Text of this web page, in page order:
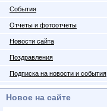
События
Отчеты и фотоотчеты
Новости сайта
Поздравления
Подписка на новости и события
Новое на сайте